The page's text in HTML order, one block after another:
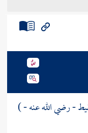
- رضي الله عنه - )